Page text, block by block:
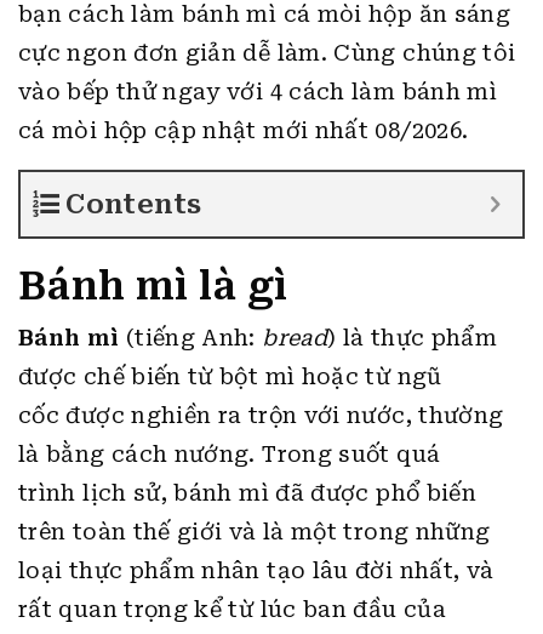
bạn cách làm bánh mì cá mòi hộp ăn sáng
cực ngon đơn giản dễ làm. Cùng chúng tôi
vào bếp thử ngay với 4 cách làm bánh mì
cá mòi hộp cập nhật mới nhất 08/2026.
Contents
Bánh mì là gì
Bánh mì (tiếng Anh: bread) là thực phẩm
được chế biến từ bột mì hoặc từ ngũ
cốc được nghiền ra trộn với nước, thường
là bằng cách nướng. Trong suốt quá
trình lịch sử, bánh mì đã được phổ biến
trên toàn thế giới và là một trong những
loại thực phẩm nhân tạo lâu đời nhất, và
rất quan trọng kể từ lúc ban đầu của